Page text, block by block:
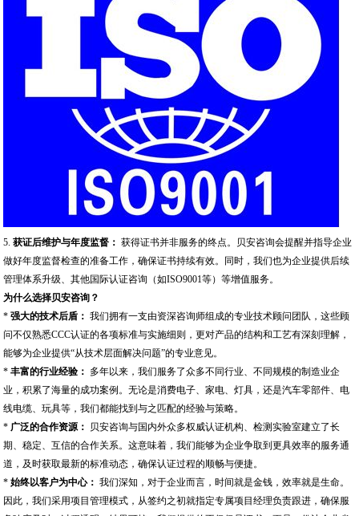
5.获证后维护与年度监督： 获得证书并非服务的终点。贝安咨询会提醒并指导企业
做好年度监督检查的准备工作，确保证书持续有效。同时，我们也为企业提供后续
管理体系升级、其他国际认证咨询（如ISO9001等）等增值服务。
为什么选择贝安咨询？
*强大的技术后盾： 我们拥有一支由资深咨询师组成的专业技术顾问团队，这些顾
问不仅熟悉CCC认证的各项标准与实施细则，更对产品的结构和工艺有深刻理解，
能够为企业提供“从技术层面解决问题”的专业意见。
*丰富的行业经验： 多年以来，我们服务了众多不同行业、不同规模的制造业企
业，积累了海量的成功案例。无论是消费电子、家电、灯具，还是汽车零部件、电
线电缆、玩具等，我们都能找到与之匹配的经验与策略。
* 广泛的合作资源：
贝安咨询与国内外众多权威认证机构、检测实验室建立了长
期、稳定、互信的合作关系。这意味着，我们能够为企业争取到更具效率的服务通
道，及时获取最新的标准动态，确保认证过程的顺畅与便捷。
*始终以客户为中心： 我们深知，对于企业而言，时间就是金钱，效率就是生命。
因此，我们采用项目管理模式，从签约之初就指定专属项目经理负责跟进，确保服